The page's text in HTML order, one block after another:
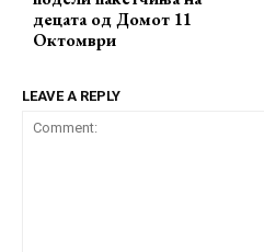
децата од Домот 11
Октомври
LEAVE A REPLY